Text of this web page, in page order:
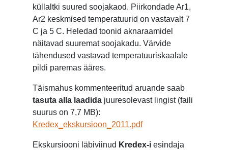
küllaltki suured soojakaod. Piirkondade Ar1,
Ar2 keskmised temperatuurid on vastavalt 7
C ja 5 C. Heledad toonid aknaraamidel
näitavad suuremat soojakadu. Värvide
tähendused vastavad temperatuuriskaalale
pildi paremas ääres.
Täismahus kommenteeritud aruande saab
tasuta alla laadida juuresolevast lingist (faili
suurus on 7,7 MB):
Kredex_ekskursioon_2011.pdf
Ekskursiooni läbiviinud Kredex-i esindaja